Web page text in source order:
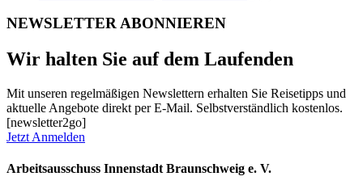
NEWSLETTER ABONNIEREN
Wir halten Sie auf dem Laufenden
Mit unseren regelmäßigen Newslettern erhalten Sie Reisetipps und
aktuelle Angebote direkt per E-Mail. Selbstverständlich kostenlos.
[newsletter2go]
Jetzt Anmelden
Arbeitsausschuss Innenstadt Braunschweig e. V.